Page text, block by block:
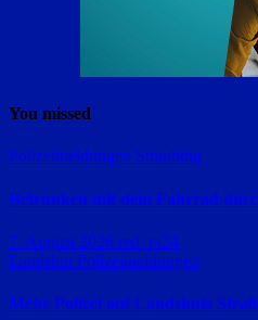
You missed
Polizeimeldungen Straubing
Betrunken mit dem Fahrrad
7. August 2026 red_ra24
Landshut Polizeimeldungen
Mehr Polizei auf Landshuts